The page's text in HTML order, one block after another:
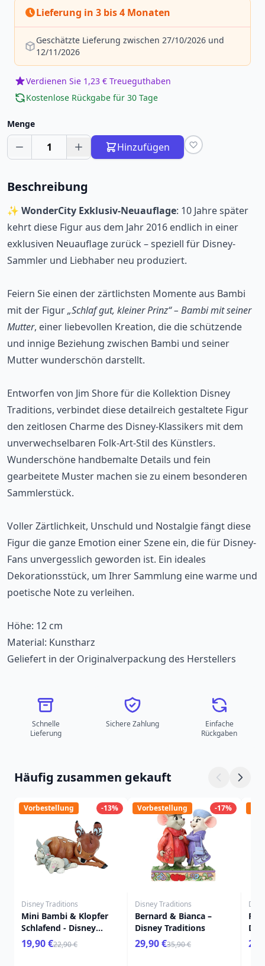
Lieferung in 3 bis 4 Monaten
Geschätzte Lieferung zwischen 27/10/2026 und
12/11/2026
Verdienen Sie 1,23 € Treueguthaben
Kostenlose Rückgabe für 30 Tage
Menge
1 Hinzufügen
Beschreibung
✨ WonderCity Exklusiv-Neuauflage: 10 Jahre später
kehrt diese Figur aus dem Jahr 2016 endlich in einer
exklusiven Neuauflage zurück – speziell für Disney-
Sammler und Liebhaber neu produziert.
Feiern Sie einen der zärtlichsten Momente aus Bambi
mit der Figur„Schlaf gut, kleiner Prinz“ – Bambi mit seiner
Mutter, einer liebevollen Kreation, die die schützende
und innige Beziehung zwischen Bambi und seiner
Mutter wunderschön darstellt.
Entworfen von Jim Shore für die Kollektion Disney
Traditions, verbindet diese detailreich gestaltete Figur
den zeitlosen Charme des Disney-Klassikers mit dem
unverwechselbaren Folk-Art-Stil des Künstlers.
Wunderschöne handbemalte Details und fein
gearbeitete Muster machen sie zu einem besonderen
Sammlerstück.
Voller Zärtlichkeit, Unschuld und Nostalgie fängt diese
Figur die ganze Emotion einer Szene ein, die für Disney-
Fans unvergesslich geworden ist. Ein ideales
Dekorationsstück, um Ihrer Sammlung eine warme und
poetische Note zu verleihen.
Höhe: 12 cm
Material: Kunstharz
Geliefert in der Originalverpackung des Herstellers
Schnelle
Lieferung
Sichere Zahlung
Einfache
Rückgaben
Häufig zusammen gekauft
-13%
Vorbestellung
Disney Traditions
Mini Bambi & Klopfer
Schlafend - Disney
Traditions
19,90 €22,90 €
-17%
Vorbestellung
Disney Traditions
Bernard & Bianca –
Disney Traditions
29,90 €35,90 €